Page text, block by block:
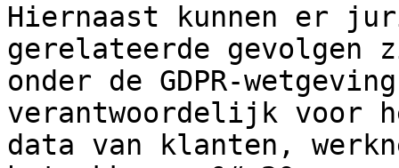
Hiernaast kunnen er
gerelateerde gevolgen
onder de GDPR-
verantwoordelijk voor
data van klanten,